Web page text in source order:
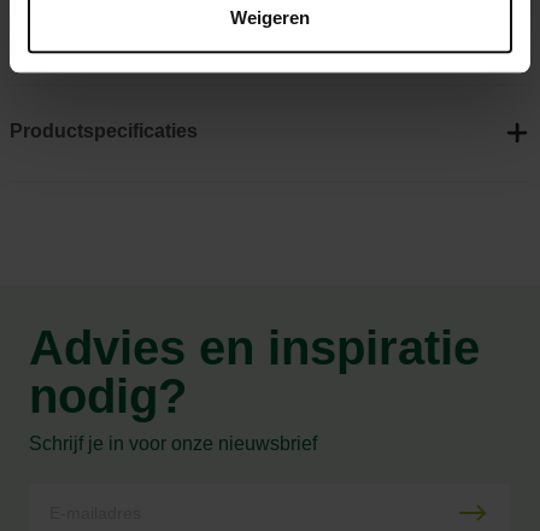
Weigeren
Productspecificaties
Advies en inspiratie
nodig?
Schrijf je in voor onze nieuwsbrief